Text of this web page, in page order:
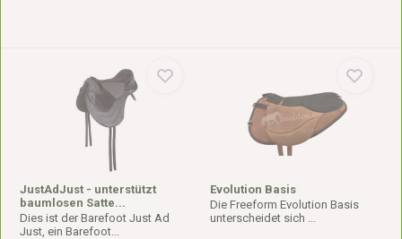
JustAdJust - unterstützt
baumlosen Satte...
Dies ist der Barefoot Just Ad
Just, ein Barefoot...
Evolution Basis
Die Freeform Evolution Basis
unterscheidet sich ...